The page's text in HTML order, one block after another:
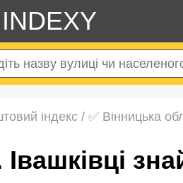
INDEXY
індекс / ✅ Вінницька
с. Івашківці